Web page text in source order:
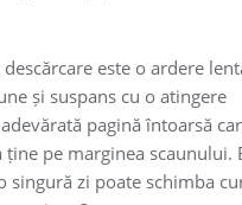
este o ardere
și suspans cu o atingere
pagină întoarsă
ține pe marginea scaunului.
singură zi poate schimba